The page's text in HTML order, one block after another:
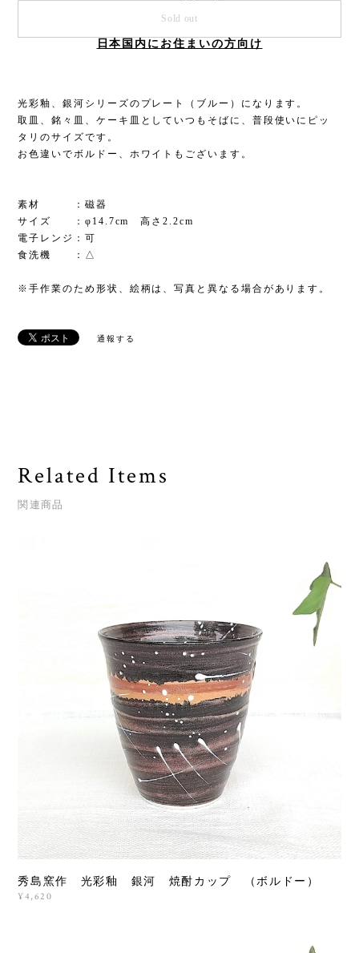
Sold out
日本国内にお住まいの方向け
光彩釉、銀河シリーズのプレート（ブルー）になります。
取皿、銘々皿、ケーキ皿としていつもそばに、普段使いにピッ
タリのサイズです。
お色違いでボルドー、ホワイトもございます。
素材 ：磁器
サイズ ：φ14.7cm 高さ2.2cm
電子レンジ：可
食洗機 ：△
※手作業のため形状、絵柄は、写真と異なる場合があります。
通報する
Related Items
関連商品
秀島窯作 光彩釉 銀河 焼酎カップ （ボルドー）
¥4,620